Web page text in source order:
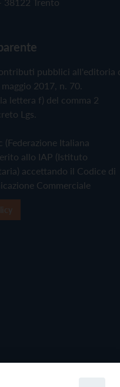
pubblici all'editoria
2017, n. 70.
lettera f) del comma 2
Lgs.
Italiana
allo IAP (Istituto
accettando il Codice di
Commerciale